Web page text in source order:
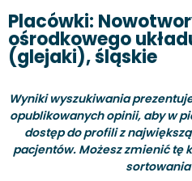
Placówki:
ośrodkowego
(glejaki), śląskie
Wyniki wyszukiwania
opublikowanych opinii, aby w
dostęp do profili z
pacjentów. Możesz zmienić tę